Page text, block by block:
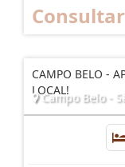
Consultar
CAMPO BELO -
LOCAL!
Campo Belo -